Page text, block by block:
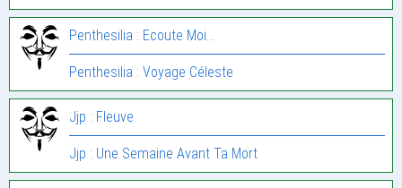
Penthesilia : Ecoute Moi…
Penthesilia : Voyage Céleste
Jjp : Fleuve
Jjp : Une Semaine Avant Ta Mort